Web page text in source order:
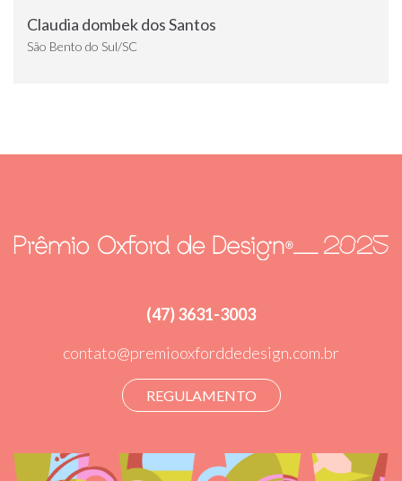
Claudia dombek dos Santos
São Bento do Sul/SC
(47) 3631-3003
contato@premiooxforddedesign.com.br
REGULAMENTO